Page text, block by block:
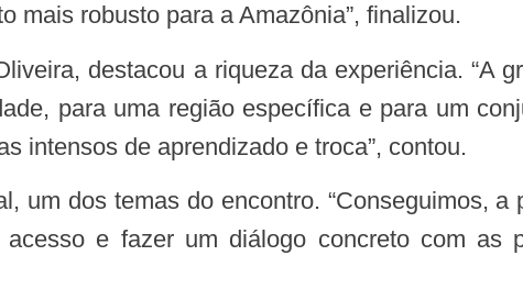
mais robusto para a Amazônia”, finalizou.
para uma região específica e para um
intensos de aprendizado e troca”, contou.
e fazer um diálogo concreto com as